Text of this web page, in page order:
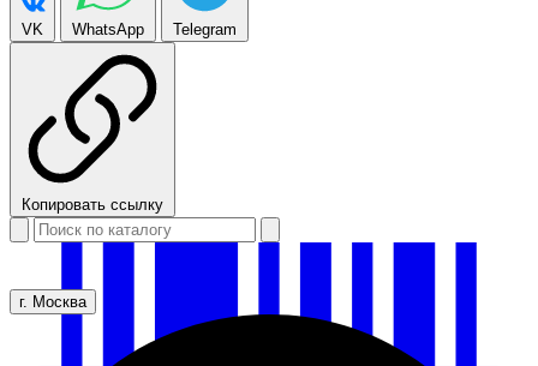
VK WhatsApp Telegram
Копировать ссылку